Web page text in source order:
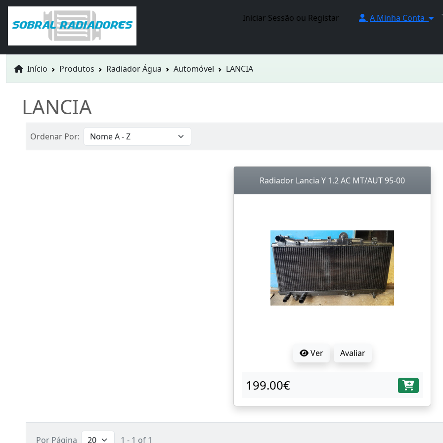
Iniciar Sessão ou Registar A Minha Conta
Início Produtos Radiador Água Automóvel LANCIA
LANCIA
Ordenar Por:
Radiador Lancia Y 1.2 AC MT/AUT 95-00
Ver Avaliar
199.00€
Por Página 1 - 1 of 1